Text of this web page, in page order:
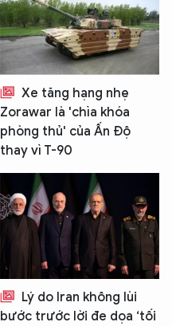
Xe tăng hạng nhẹ
Zorawar là 'chìa khóa
phòng thủ' của Ấn Độ
thay vì T-90
Lý do Iran không lùi
bước trước lời đe dọa ‘tối